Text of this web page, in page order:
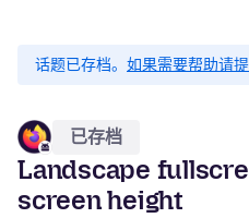
话题已存档。 如果需要帮助请提
已存档
Landscape
screen height